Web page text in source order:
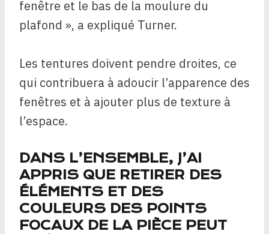
fenêtre et le bas de la moulure du
plafond », a expliqué Turner.
Les tentures doivent pendre droites, ce
qui contribuera à adoucir l’apparence des
fenêtres et à ajouter plus de texture à
l’espace.
DANS L’ENSEMBLE, J’AI
APPRIS QUE RETIRER DES
ÉLÉMENTS ET DES
COULEURS DES POINTS
FOCAUX DE LA PIÈCE PEUT